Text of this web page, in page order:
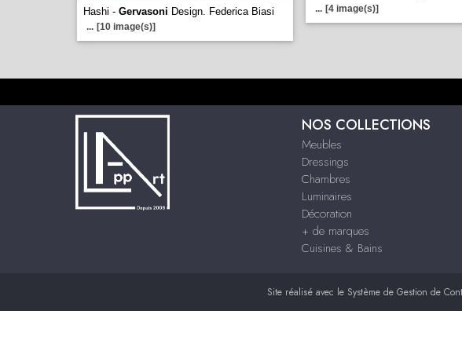
Hashi - Gervasoni Design. Federica Biasi
... [10 image(s)]
... [4 image(s)]
NOS COLLECTIONS
Meubles
Dressings
Chambres
Luminaires
Décoration
+ de marques
Cuisines & Bains
Site réalisé avec le Système de Gestion de